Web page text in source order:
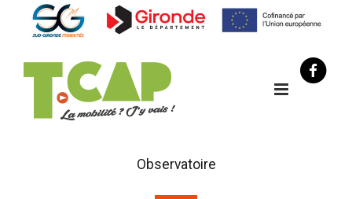
Observatoire